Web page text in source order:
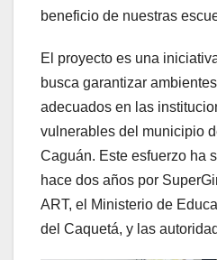
beneficio de nuestras
El proyecto es una
busca garantizar
adecuados en las
vulnerables del municipio
Caguán. Este esfuerzo ha
hace dos años por
ART, el Ministerio de
del Caquetá, y las